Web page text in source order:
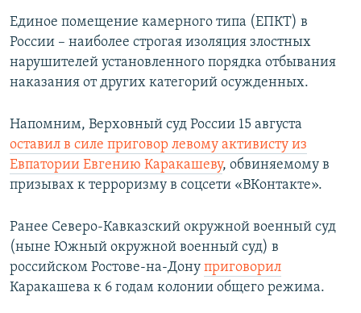
Единое помещение камерного типа (ЕПКТ) в
России – наиболее строгая изоляция злостных
нарушителей установленного порядка отбывания
наказания от других категорий осужденных.
Напомним, Верховный суд России 15 августа
оставил в силе приговор левому активисту из
Евпатории Евгению Каракашеву, обвиняемому в
призывах к терроризму в соцсети «ВКонтакте».
Ранее Северо-Кавказский окружной военный суд
(ныне Южный окружной военный суд) в
российском Ростове-на-Дону приговорил
Каракашева к 6 годам колонии общего режима.